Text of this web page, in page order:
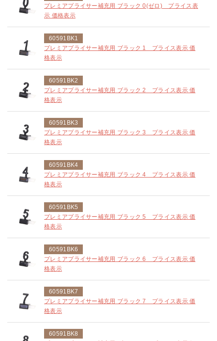
プレミアプライサー補充用 ブラック 0(ゼロ) プライス表
示 価格表示
60591BK1
プレミアプライサー補充用 ブラック 1 プライス表示 価
格表示
60591BK2
プレミアプライサー補充用 ブラック 2 プライス表示 価
格表示
60591BK3
プレミアプライサー補充用 ブラック 3 プライス表示 価
格表示
60591BK4
プレミアプライサー補充用 ブラック 4 プライス表示 価
格表示
60591BK5
プレミアプライサー補充用 ブラック 5 プライス表示 価
格表示
60591BK6
プレミアプライサー補充用 ブラック 6 プライス表示 価
格表示
60591BK7
プレミアプライサー補充用 ブラック 7 プライス表示 価
格表示
60591BK8